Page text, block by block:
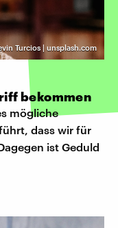
Turcios | unsplash.com
bekommen
mögliche
dass wir für
ist Geduld